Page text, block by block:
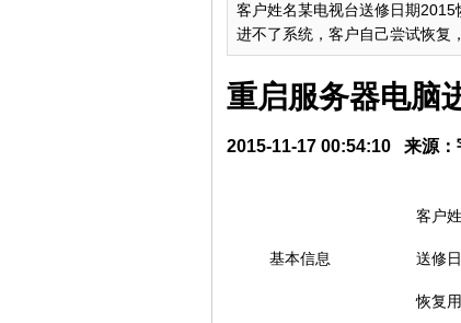
客户姓名某电视台送修日期
进不了系统，客户自己尝试恢复
重启服务器电脑
2015-11-17 00:54:10 来源：
基本信息
客户
送修
恢复